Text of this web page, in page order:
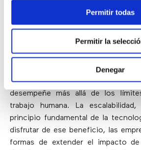
Permitir todas
Permitir la
Denegar
educar, la tecnología bot.
5) Escalabilidad
Al replicar, automatizar,
tareas, los bots permiten que
desempeñe más allá de los
trabajo humana. La
principio fundamental de la
disfrutar de ese beneficio, las
formas de extender el impacto